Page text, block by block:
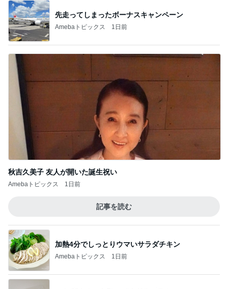
先走ってしまったボーナスキャンペーン
Amebaトピックス 1日前
秋吉久美子 友人が開いた誕生祝い
Amebaトピックス 1日前
記事を読む
加熱4分でしっとりウマいサラダチキン
Amebaトピックス 1日前